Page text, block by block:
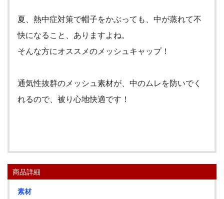
夏、熱中症対策で帽子をかぶっても、中が蒸れて不
快になること、ありますよね。
そんな方にオススメのメッシュキャップ！
通気性抜群のメッシュ素材が、中のムレを防いでく
れるので、被り心地快適です！
商品詳細
素材